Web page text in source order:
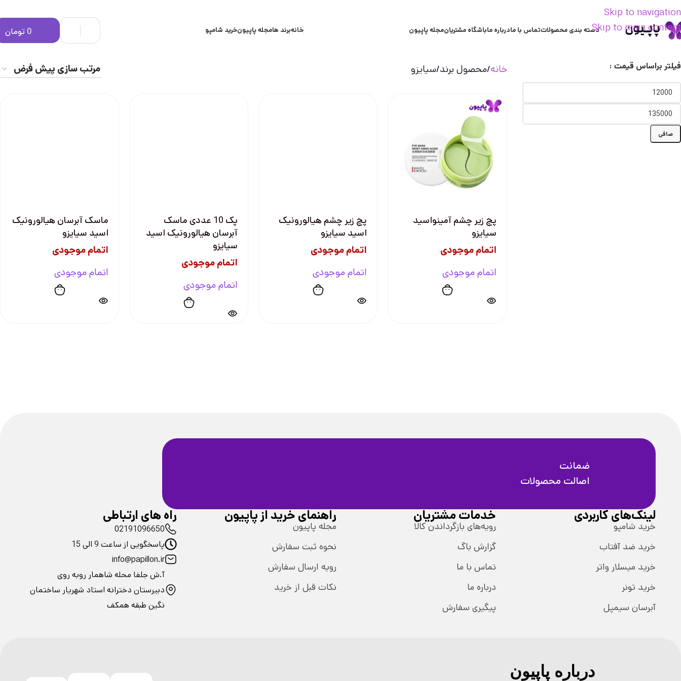
Skip to navigation
Skip to main contentدسته بندی محصولاتتماس با مادرباره ماباشگاه مشتریانمجله پاپیون خانهبرند هامجله پاپیونخرید شامپو 0 تومان
فیلتر براساس قیمت :
صافی
خانه محصول برند سیایزو
پچ زیر چشم آمینواسید
سیایزو
اتمام موجودی
اتمام موجودی
پچ زیر چشم هیالورونیک
اسید سیایزو
اتمام موجودی
اتمام موجودی
پک 10 عددی ماسک
آبرسان هیالورونیک اسید
سیایزو
اتمام موجودی
اتمام موجودی
ماسک آبرسان هیالورونیک
اسید سیایزو
اتمام موجودی
اتمام موجودی
ضمانت
اصالت محصولات
لینک‌های کاربردی
خرید شامپو
خرید ضد آفتاب
خرید میسلار واتر
خرید تونر
آبرسان سیمپل
خدمات مشتریان
رویه‌های بازگرداندن کالا
گزارش باگ
تماس با ما
درباره ما
پیگیری سفارش
راهنمای خرید از پاپیون
مجله پاپیون
نحوه ثبت سفارش
رویه ارسال سفارش
نکات قبل از خرید
راه های ارتباطی
02191096650
پاسخگویی از ساعت 9 الی 15
info@papillon.ir
آ.ش جلفا محله شاهمار روبه روی
دبیرستان دخترانه استاد شهریار ساختمان
نگین طبقه همکف
درباره پاپیون